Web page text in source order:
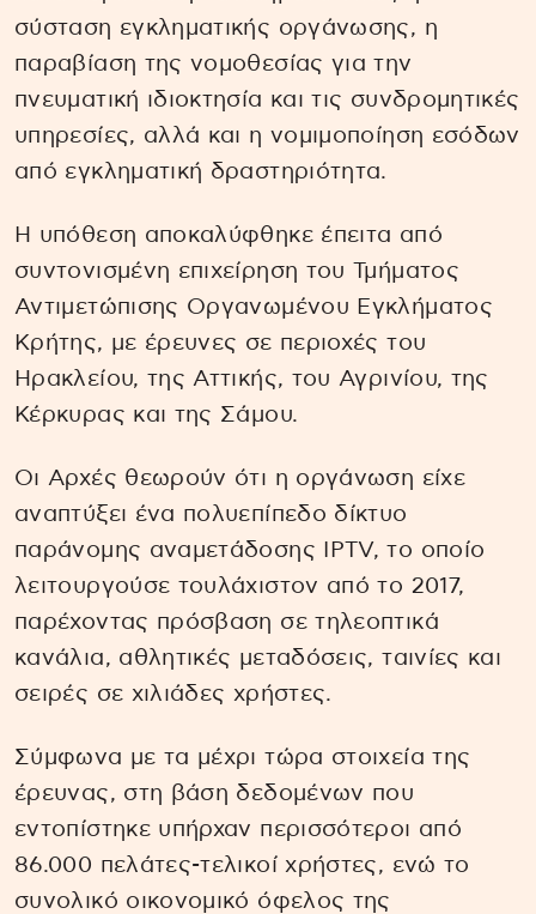
σύσταση εγκληματικής οργάνωσης, η
παραβίαση της νομοθεσίας για την
πνευματική ιδιοκτησία και τις συνδρομητικές
υπηρεσίες, αλλά και η νομιμοποίηση εσόδων
από εγκληματική δραστηριότητα.
Η υπόθεση αποκαλύφθηκε έπειτα από
συντονισμένη επιχείρηση του Τμήματος
Αντιμετώπισης Οργανωμένου Εγκλήματος
Κρήτης, με έρευνες σε περιοχές του
Ηρακλείου, της Αττικής, του Αγρινίου, της
Κέρκυρας και της Σάμου.
Οι Αρχές θεωρούν ότι η οργάνωση είχε
αναπτύξει ένα πολυεπίπεδο δίκτυο
παράνομης αναμετάδοσης IPTV, το οποίο
λειτουργούσε τουλάχιστον από το 2017,
παρέχοντας πρόσβαση σε τηλεοπτικά
κανάλια, αθλητικές μεταδόσεις, ταινίες και
σειρές σε χιλιάδες χρήστες.
Σύμφωνα με τα μέχρι τώρα στοιχεία της
έρευνας, στη βάση δεδομένων που
εντοπίστηκε υπήρχαν περισσότεροι από
86.000 πελάτες-τελικοί χρήστες, ενώ το
συνολικό οικονομικό όφελος της